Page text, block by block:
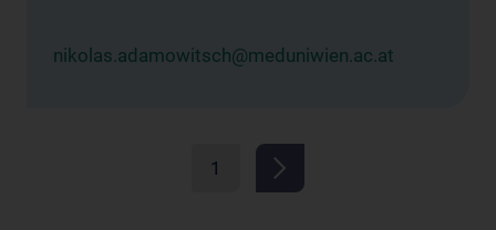
nikolas.adamowitsch@meduniwien.ac.at
1